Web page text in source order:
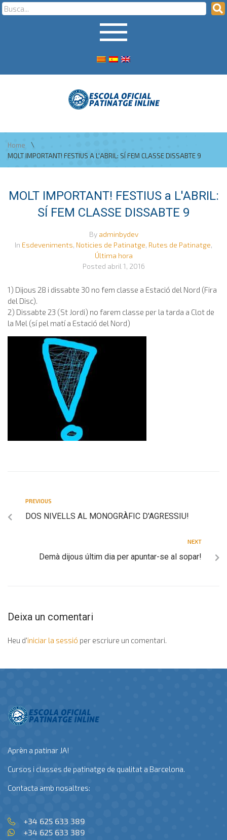
Home
\
MOLT IMPORTANT! FESTIUS A L'ABRIL: SÍ FEM CLASSE DISSABTE 9
MOLT IMPORTANT! FESTIUS a L'ABRIL:
SÍ FEM CLASSE DISSABTE 9
By adminbydev
In Esdeveniments, Noticies de Patinatge, Rutes de Patinatge,
Última hora
Posted abril 1, 2016
1) Dijous 28 i dissabte 30 no fem classe a Estació del Nord (Fira
del Disc).
2) Dissabte 23 (St Jordi) no farem classe per la tarda a Clot de
la Mel (sí pel matí a Estació del Nord)
PREVIOUS
DOS NIVELLS AL MONOGRÀFIC D'AGRESSIU!
NEXT
Demà dijous últim dia per apuntar-se al sopar!
Deixa un comentari
Heu d'iniciar la sessió per escriure un comentari.
Aprèn a patinar JA!
Cursos i classes de patinatge de qualitat a Barcelona.
Contacta amb nosaltres:
+34 625 633 389
+34 625 633 389